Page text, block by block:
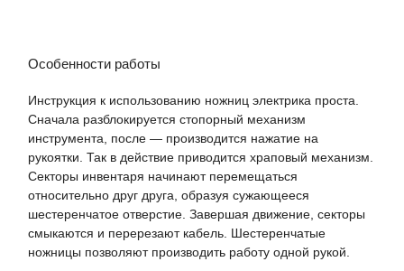
Особенности работы
Инструкция к использованию ножниц электрика проста.
Сначала разблокируется стопорный механизм
инструмента, после — производится нажатие на
рукоятки. Так в действие приводится храповый механизм.
Секторы инвентаря начинают перемещаться
относительно друг друга, образуя сужающееся
шестеренчатое отверстие. Завершая движение, секторы
смыкаются и перерезают кабель. Шестеренчатые
ножницы позволяют производить работу одной рукой.